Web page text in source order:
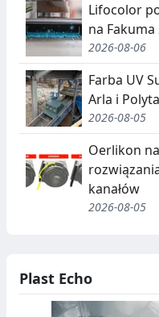
Lifocolor
na Fakuma
2026-08-06
Farba UV
Arla i
2026-08-05
Oerlikon
kanałów
2026-08-05
Plast Echo